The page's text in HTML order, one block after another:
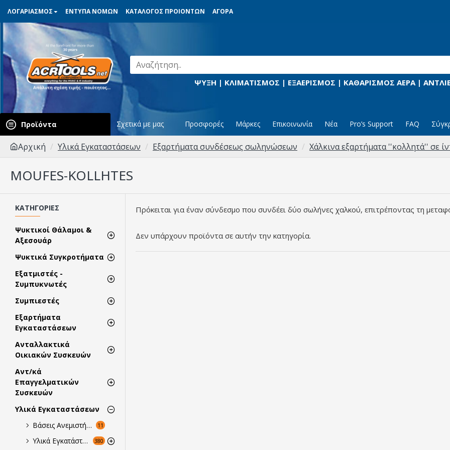
ΛΟΓΑΡΙΑΣΜΟΣ ΕΝΤΥΠΑ ΝΟΜΩΝ ΚΑΤΑΛΟΓΟΣ ΠΡΟΙΟΝΤΩΝ ΑΓΟΡΑ
ΨΥΞΗ | ΚΛΙΜΑΤΙΣΜΟΣ | ΕΞΑΕΡΙΣΜΟΣ | ΚΑΘΑΡΙΣΜΟΣ ΑΕΡΑ |
Προϊόντα Σχετικά με μας Προσφορές Μάρκες Επικοινωνία Νέα Pro’s Support FAQ
Αρχική Υλικά Εγκαταστάσεων Εξαρτήματα συνδέσεως σωληνώσεων Χάλκινα εξαρτήματα ''κολλητά'' σε
MOUFES-KOLLHTES
ΚΑΤΗΓΟΡΊΕΣ
Ψυκτικοί Θάλαμοι &
Αξεσουάρ
Ψυκτικά Συγκροτήματα
Εξατμιστές -
Συμπυκνωτές
Συμπιεστές
Εξαρτήματα
Εγκαταστάσεων
Ανταλλακτικά
Οικιακών Συσκευών
Αντ/κά
Επαγγελματικών
Συσκευών
Υλικά Εγκαταστάσεων
Βάσεις Ανεμιστήρων
11
Υλικά Εγκατάστασης 380
Πρόκειται για έναν σύνδεσμο που συνδέει δύο σωλήνες χαλκού, επιτρέποντας τη
Δεν υπάρχουν προϊόντα σε αυτήν την κατηγορία.